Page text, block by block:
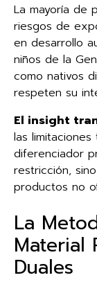
La mayoría de
riesgos de
en desarrollo
niños de la
como nativos
respeten su
El insight
las
diferenciador
restricción,
productos no
La
Material
Duales